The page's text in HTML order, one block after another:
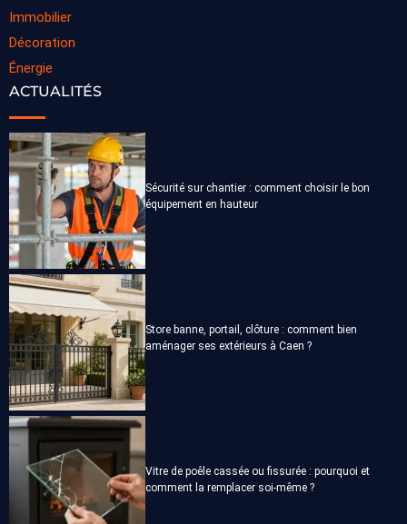
Immobilier
Décoration
Énergie
ACTUALITÉS
Sécurité sur chantier : comment choisir le bon
équipement en hauteur
Store banne, portail, clôture : comment bien
aménager ses extérieurs à Caen ?
Vitre de poêle cassée ou fissurée : pourquoi et
comment la remplacer soi-même ?